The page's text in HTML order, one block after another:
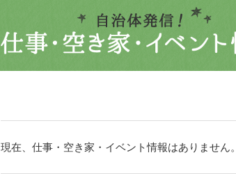
現在、仕事・空き家・イベント情報はありません。